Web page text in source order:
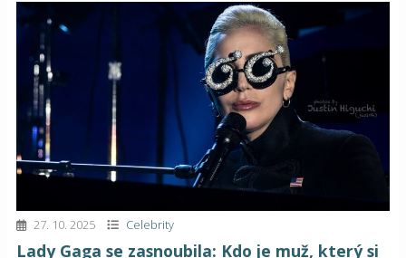
27. 10. 2025 Celebrity
Lady Gaga se zasnoubila: Kdo je muž, který si